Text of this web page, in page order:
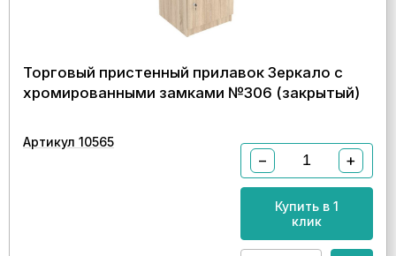
Торговый пристенный прилавок Зеркало с
хромированными замками №306 (закрытый)
Артикул 10565
− +
Купить в 1
клик